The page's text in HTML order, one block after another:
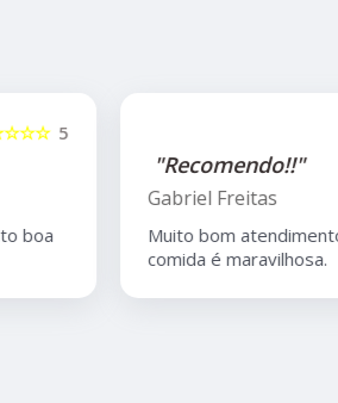
5
boa
"Recomendo!!"
Gabriel Freitas
Muito bom
comida é maravilhosa.